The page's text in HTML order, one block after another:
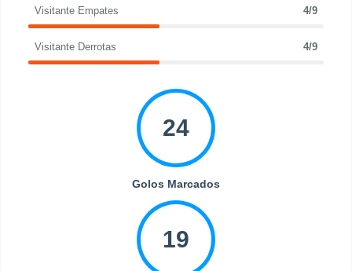
Visitante Empates 4/9
Visitante Derrotas 4/9
24
Golos Marcados
19